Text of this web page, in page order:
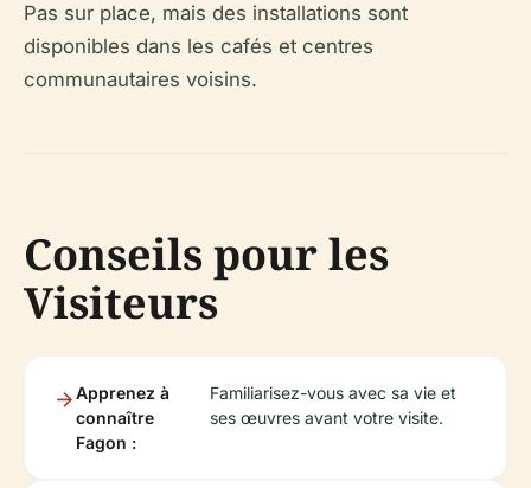
Pas sur place, mais des installations sont
disponibles dans les cafés et centres
communautaires voisins.
Conseils pour les
Visiteurs
Apprenez à
connaître
Fagon :
Familiarisez-vous avec sa vie et
ses œuvres avant votre visite.